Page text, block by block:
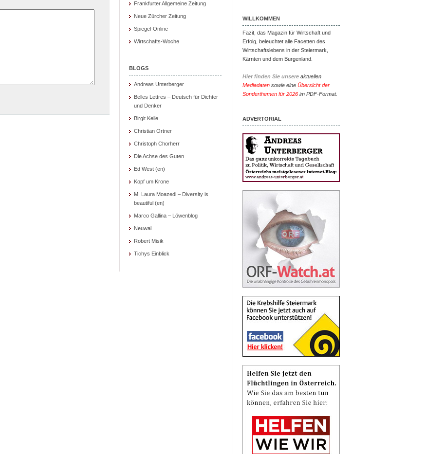
Frankfurter Allgemeine Zeitung
Neue Zürcher Zeitung
Spiegel-Online
Wirtschafts-Woche
BLOGS
Andreas Unterberger
Belles Lettres – Deutsch für Dichter
und Denker
Birgit Kelle
Christian Ortner
Christoph Chorherr
Die Achse des Guten
Ed West (en)
Kopf um Krone
M. Laura Moazedi – Diversity is
beautiful (en)
Marco Gallina – Löwenblog
Neuwal
Robert Misik
Tichys Einblick
WILLKOMMEN
Fazit, das Magazin für Wirtschaft und
Erfolg, beleuchtet alle Facetten des
Wirtschaftslebens in der Steiermark,
Kärnten und dem Burgenland.
Hier finden Sie unsere aktuellen
Mediadaten sowie eine Übersicht der
Sonderthemen für 2026 im PDF-Format.
ADVERTORIAL